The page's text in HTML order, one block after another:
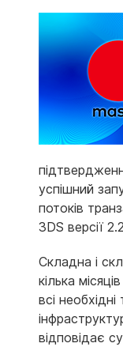
успішний
потоків
3DS версії
Складна і
кілька
всі
відповідає